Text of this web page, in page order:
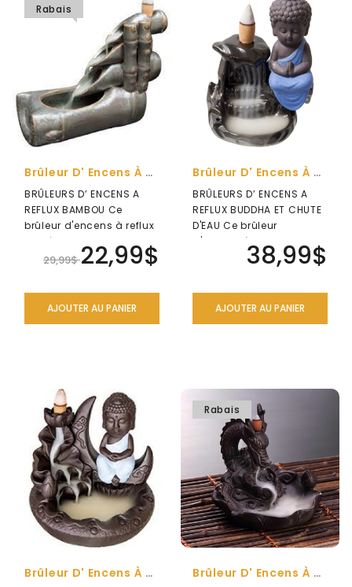
ENSEMBLES
MOUSTIQUE
NATUREL
SÉRIE
DES
DIVERS
LIQUIDATION
Rabais
Brûleur D' Encens À Reflux Bambou
BRÛLEURS D’ ENCENS A
REFLUX BAMBOU Ce
brûleur d'encens à reflux
en céramique est
spécialement con..
29,99$22,99$
AJOUTER AU PANIER
Brûleur D' Encens À Reflux Buddha Et Chute D'eau
BRÛLEURS D’ ENCENS A
REFLUX BUDDHA ET CHUTE
D'EAU Ce brûleur
d'encens à reflux en
céramique est s..38,99$
AJOUTER AU PANIER
Brûleur D' Encens À Reflux Buddha Sur Lune
Rabais
Brûleur D' Encens À Reflux Dragon